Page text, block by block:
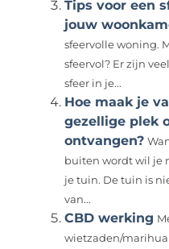
Tips voor een
jouw
sfeervolle woning.
sfeervol? Er zijn
sfeer in je...
Hoe maak je
gezellige plek
ontvangen?
buiten wordt wil je
je tuin. De tuin is
van...
CBD werking
wietzaden/